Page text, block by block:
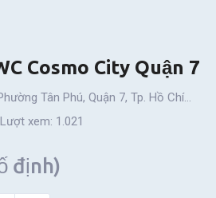
Cosmo City Quận 7
Tân Phú, Quận 7, Tp. Hồ Chí
Lượt xem: 1.021
định)